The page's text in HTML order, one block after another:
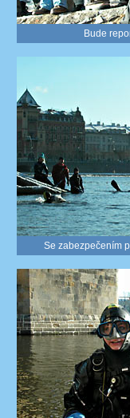
Bude
Se zabezpečením